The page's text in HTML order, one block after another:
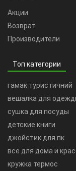
Акции
Возврат
Производители
Топ категории
гамак туристичний
вешалка для
сушка для посуды
детские книги
джойстик для пк
все для дома и
кружка термос